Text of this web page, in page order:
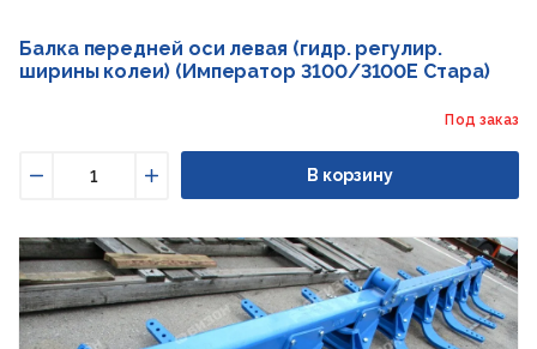
Балка передней оси левая (гидр. регулир.
ширины колеи) (Император 3100/3100E Стара)
Под заказ
Увеличить
В корзину